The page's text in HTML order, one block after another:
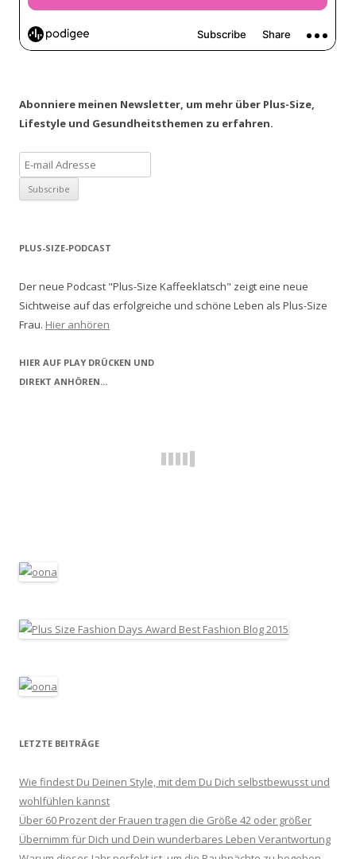
Abonniere meinen Newsletter, um mehr über Plus-Size,
Lifestyle und Gesundheitsthemen zu erfahren.
PLUS-SIZE-PODCAST
Der neue Podcast "Plus-Size Kaffeeklatsch" zeigt eine neue
Sichtweise auf das erfolgreiche und schöne Leben als Plus-Size
Frau. Hier anhören
HIER AUF PLAY DRÜCKEN UND
DIREKT ANHÖREN...
LETZTE BEITRÄGE
Wie findest Du Deinen Style, mit dem Du Dich selbstbewusst und
wohlfühlen kannst
Über 60 Prozent der Frauen tragen die Größe 42 oder größer
Übernimm für Dich und Dein wunderbares Leben Verantwortung